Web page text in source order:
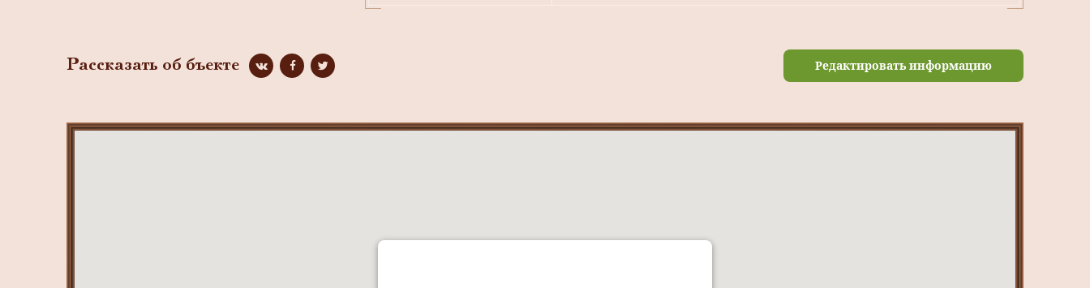
Рассказать об бъекте Редактировать информацию